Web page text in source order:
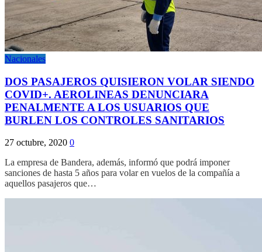
Nacionales
DOS PASAJEROS QUISIERON VOLAR SIENDO
COVID+. AEROLINEAS DENUNCIARA
PENALMENTE A LOS USUARIOS QUE
BURLEN LOS CONTROLES SANITARIOS
27 octubre, 2020 0
La empresa de Bandera, además, informó que podrá imponer
sanciones de hasta 5 años para volar en vuelos de la compañía a
aquellos pasajeros que…